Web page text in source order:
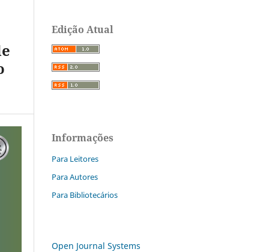
Edição Atual
Informações
Para Leitores
Para Autores
Para Bibliotecários
Open Journal Systems